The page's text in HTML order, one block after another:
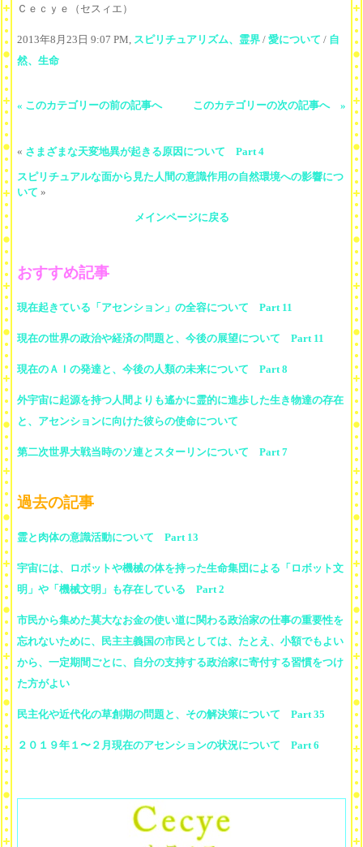
Ｃｅｃｙｅ（セスィエ）
2013年8月23日 9:07 PM, スピリチュアリズム、霊界 / 愛について / 自
然、生命
« このカテゴリーの前の記事へ このカテゴリーの次の記事へ »
« さまざまな天変地異が起きる原因について Part 4
スピリチュアルな面から見た人間の意識作用の自然環境への影響につ
いて »
メインページに戻る
おすすめ記事
現在起きている「アセンション」の全容について Part 11
現在の世界の政治や経済の問題と、今後の展望について Part 11
現在のＡＩの発達と、今後の人類の未来について Part 8
外宇宙に起源を持つ人間よりも遙かに霊的に進歩した生き物達の存在
と、アセンションに向けた彼らの使命について
第二次世界大戦当時のソ連とスターリンについて Part 7
過去の記事
霊と肉体の意識活動について Part 13
宇宙には、ロボットや機械の体を持った生命集団による「ロボット文
明」や「機械文明」も存在している Part 2
市民から集めた莫大なお金の使い道に関わる政治家の仕事の重要性を
忘れないために、民主主義国の市民としては、たとえ、小額でもよい
から、一定期間ごとに、自分の支持する政治家に寄付する習慣をつけ
た方がよい
民主化や近代化の草創期の問題と、その解決策について Part 35
２０１９年１〜２月現在のアセンションの状況について Part 6